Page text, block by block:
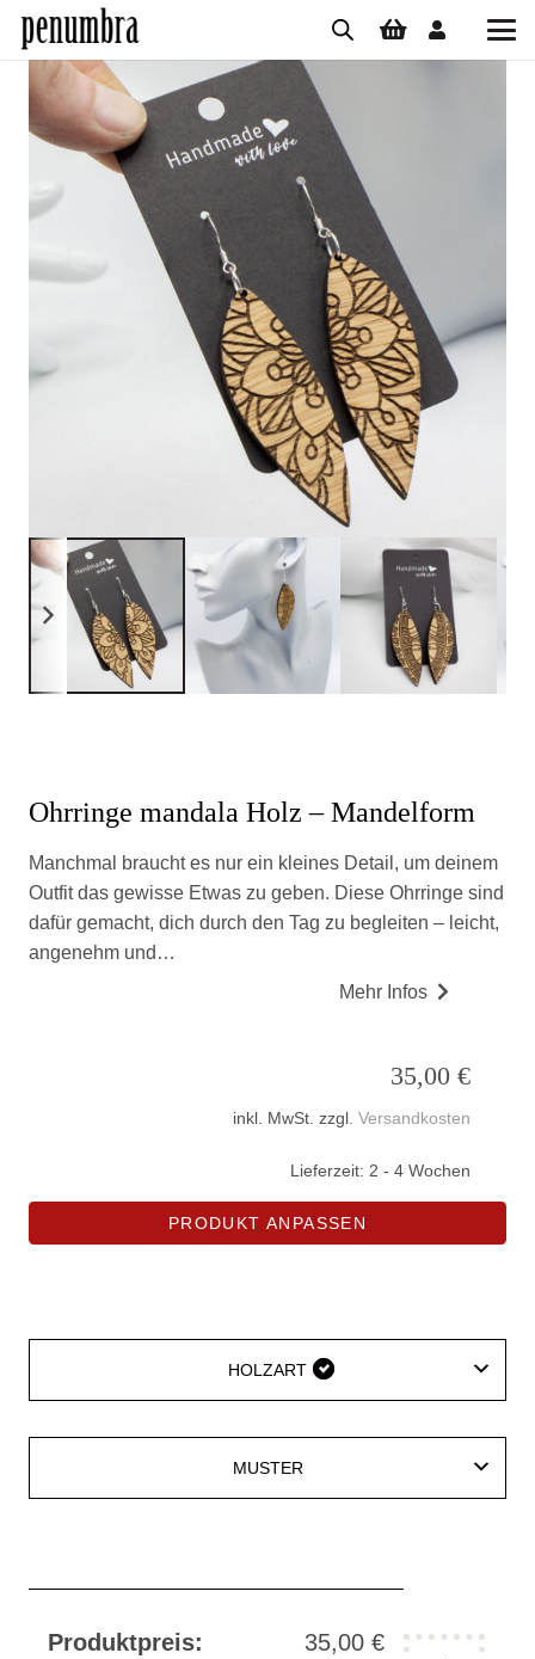
Ohrringe mandala Holz – Mandelform
Manchmal braucht es nur ein kleines Detail, um deinem
Outfit das gewisse Etwas zu geben. Diese Ohrringe sind
dafür gemacht, dich durch den Tag zu begleiten – leicht,
angenehm und…
Mehr Infos
35,00 €
inkl. MwSt. zzgl. Versandkosten
Lieferzeit: 2 - 4 Wochen
PRODUKT ANPASSEN
HOLZART
HOLZART
MUSTER
MUSTER
Produktpreis: 35,00 €
Ohrringe